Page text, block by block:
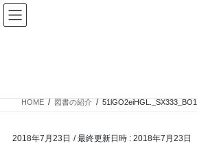
コ
ン
ナ
ビ
HOME 図書の紹介
2018年7月23日 / 最終更新日時 : 2018年7月23日